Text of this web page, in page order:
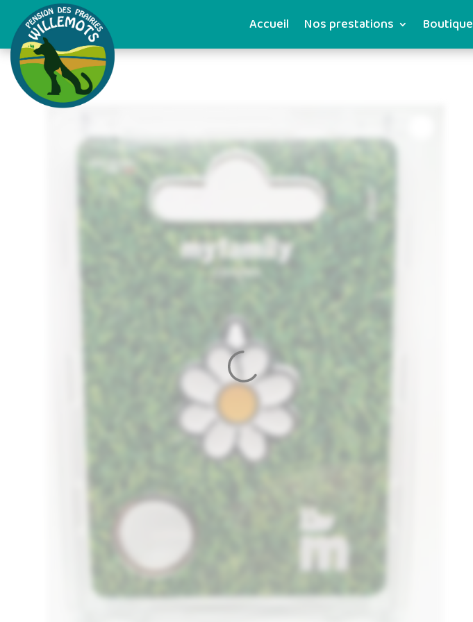
Accueil Nos prestations Boutique